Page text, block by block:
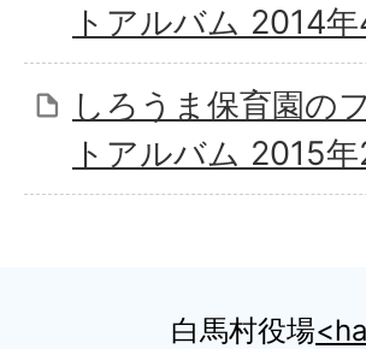
トアルバム 2014年
しろうま保育園の
トアルバム 2015年
白馬村役場